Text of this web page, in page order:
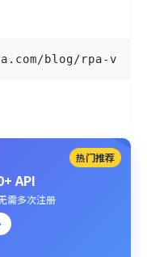
blog/rpa-vs-
热门推荐
API
需多次注册